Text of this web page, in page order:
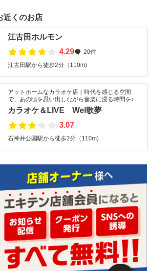
近くのお店
江古田ホルモン
4.29
20件
江古田駅から徒歩2分（110m)
アットホームなカラオケ店｜時代を感じる空間
で、あの頃を思い出しながら音楽に浸る時間を♪
カラオケ＆LIVE Wel歌夢
3.07
石神井公園駅から徒歩2分（110m)